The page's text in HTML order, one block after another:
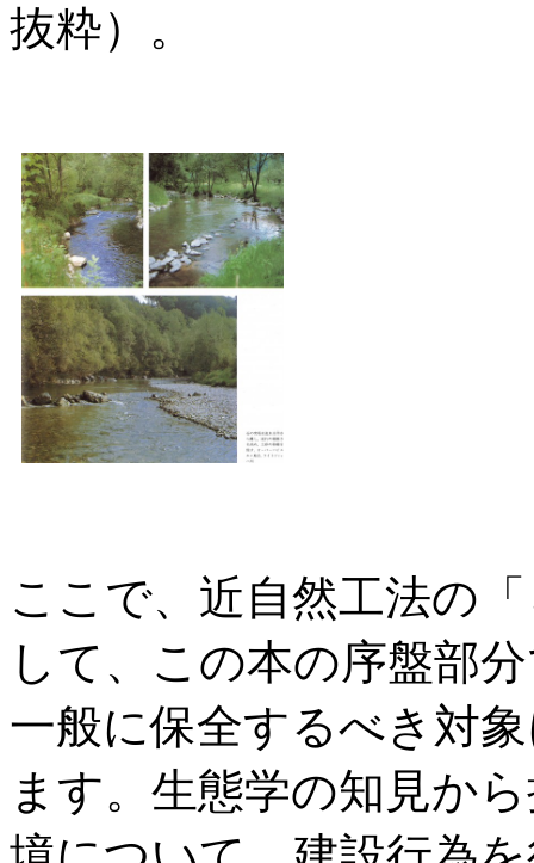
抜粋）。
ここで、近自然工法の
して、この本の序盤部
一般に保全するべき対
ます。生態学の知見か